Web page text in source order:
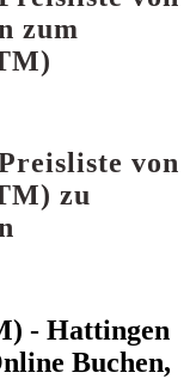
zum
von
zu
- Hattingen
Buchen,